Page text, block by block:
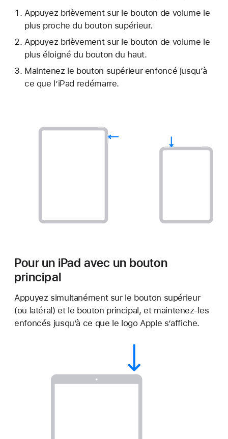
Appuyez brièvement sur le bouton de volume le
plus proche du bouton supérieur.
Appuyez brièvement sur le bouton de volume le
plus éloigné du bouton du haut.
Maintenez le bouton supérieur enfoncé jusqu’à
ce que l’iPad redémarre.
Pour un iPad avec un bouton
principal
Appuyez simultanément sur le bouton supérieur
(ou latéral) et le bouton principal, et maintenez-les
enfoncés jusqu’à ce que le logo Apple s’affiche.